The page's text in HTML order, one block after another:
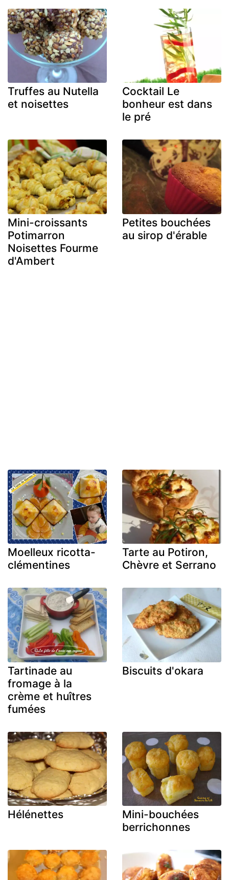
Truffes au Nutella
et noisettes
Cocktail Le
bonheur est dans
le pré
Mini-croissants
Potimarron
Noisettes Fourme
d'Ambert
Petites bouchées
au sirop d'érable
Moelleux ricotta-
clémentines
Tarte au Potiron,
Chèvre et Serrano
Tartinade au
fromage à la
crème et huîtres
fumées
Biscuits d'okara
Hélénettes
Mini-bouchées
berrichonnes